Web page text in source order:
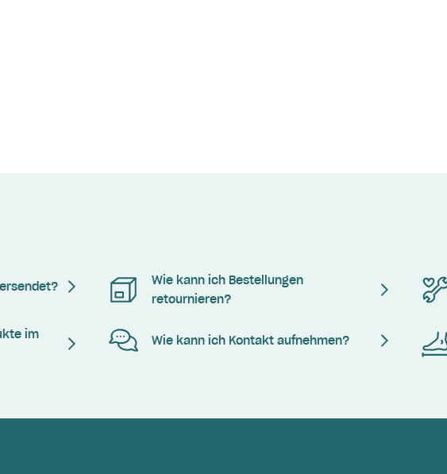
Wie kann ich Bestellungen
retournieren?
im
Wie kann ich Kontakt aufnehmen?